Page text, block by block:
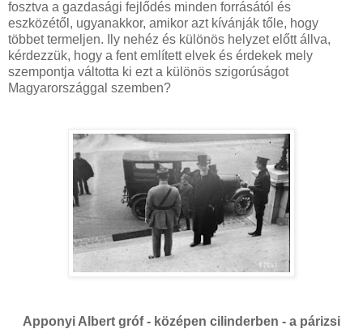
fosztva a gazdasági fejlődés minden forrásától és
eszközétől, ugyanakkor, amikor azt kívánják tőle, hogy
többet termeljen. Ily nehéz és különös helyzet előtt állva,
kérdezzük, hogy a fent említett elvek és érdekek mely
szempontja váltotta ki ezt a különös szigorúságot
Magyarországgal szemben?
Apponyi Albert gróf - középen cilinderben - a párizsi